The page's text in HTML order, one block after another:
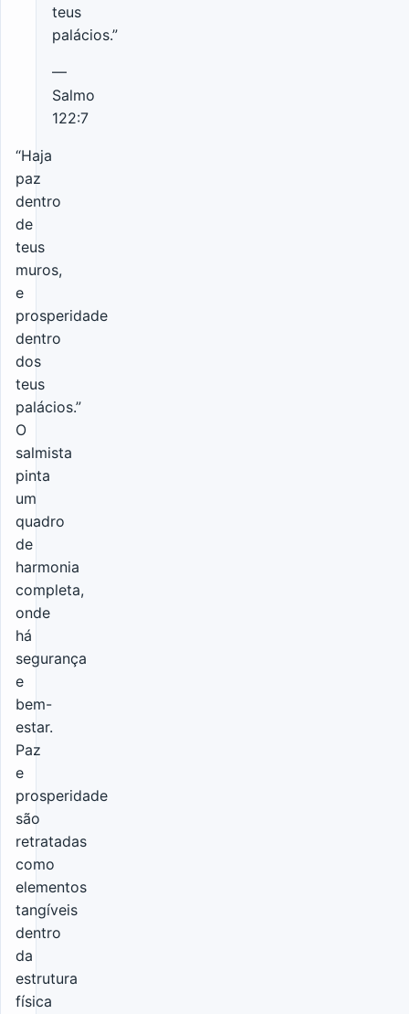
teus
palácios.”
—
Salmo
122:7
“Haja
paz
dentro
de
teus
muros,
e
prosperidade
dentro
dos
teus
palácios.”
O
salmista
pinta
um
quadro
de
harmonia
completa,
onde
há
segurança
e
bem-
estar.
Paz
e
prosperidade
são
retratadas
como
elementos
tangíveis
dentro
da
estrutura
física